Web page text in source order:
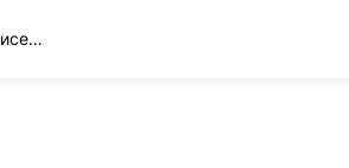
Вязание спицами и крючком., поделки из бумаги, бисера и многое другое